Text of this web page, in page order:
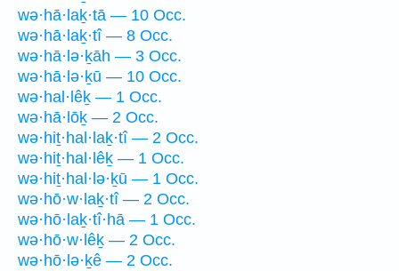
wə·hā·laḵ·tā — 10 Occ.
wə·hā·laḵ·tî — 8 Occ.
wə·hā·lə·ḵāh — 3 Occ.
wə·hā·lə·ḵū — 10 Occ.
wə·hal·lêḵ — 1 Occ.
wə·hā·lōḵ — 2 Occ.
wə·hiṯ·hal·laḵ·tî — 2 Occ.
wə·hiṯ·hal·lêḵ — 1 Occ.
wə·hiṯ·hal·lə·ḵū — 1 Occ.
wə·hō·w·laḵ·tî — 2 Occ.
wə·hō·laḵ·tî·hā — 1 Occ.
wə·hō·w·lêḵ — 2 Occ.
wə·hō·lə·ḵê — 2 Occ.